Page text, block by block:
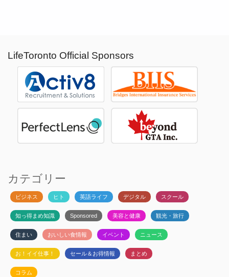
LifeToronto Official Sponsors
カテゴリー
ビジネス ヒト 英語ライフ デジタル スクール
知っ得まめ知識 Sponsored 美容と健康 観光・旅行
住まい おいしい食情報 イベント ニュース
お！イイ仕事！ セール＆お得情報 まとめ
コラム